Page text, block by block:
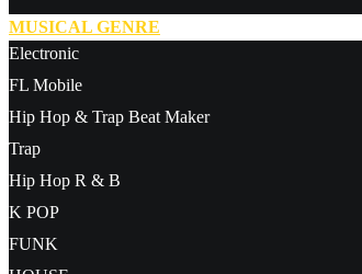
MUSICAL GENRE
Electronic
FL Mobile
Hip Hop & Trap Beat Maker
Trap
Hip Hop R & B
K POP
FUNK